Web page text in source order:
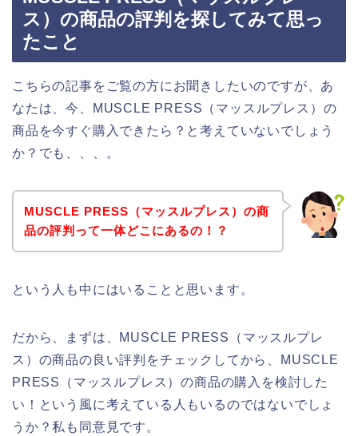
ス）の商品の評判を探してみて思っ
たこと
こちらの記事をご覧の方にお聞きしたいのですが、あ
なたは、今、MUSCLE PRESS（マッスルプレス）の
商品を今すぐ購入できたら？と考えていないでしょう
か？でも、、、。
MUSCLE PRESS（マッスルプレス）の商
品の評判って一体どこにあるの！？
という人も中にはいることと思います。
だから、まずは、MUSCLE PRESS（マッスルプレ
ス）の商品の良い評判をチェックしてから、MUSCLE
PRESS（マッスルプレス）の商品の購入を検討した
い！という風に考えている人もいるのではないでしょ
うか？私も同意見です。